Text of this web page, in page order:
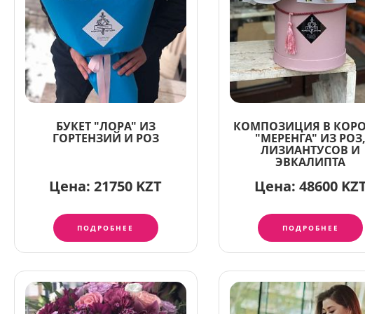
БУКЕТ "ЛОРА" ИЗ
ГОРТЕНЗИЙ И РОЗ
Цена:21750 KZT
ПОДРОБНЕЕ
КОМПОЗИЦИЯ В
"МЕРЕНГА" ИЗ
ЛИЗИАНТУСОВ И
ЭВКАЛИПТА
Цена: 48600
ПОДРОБНЕЕ